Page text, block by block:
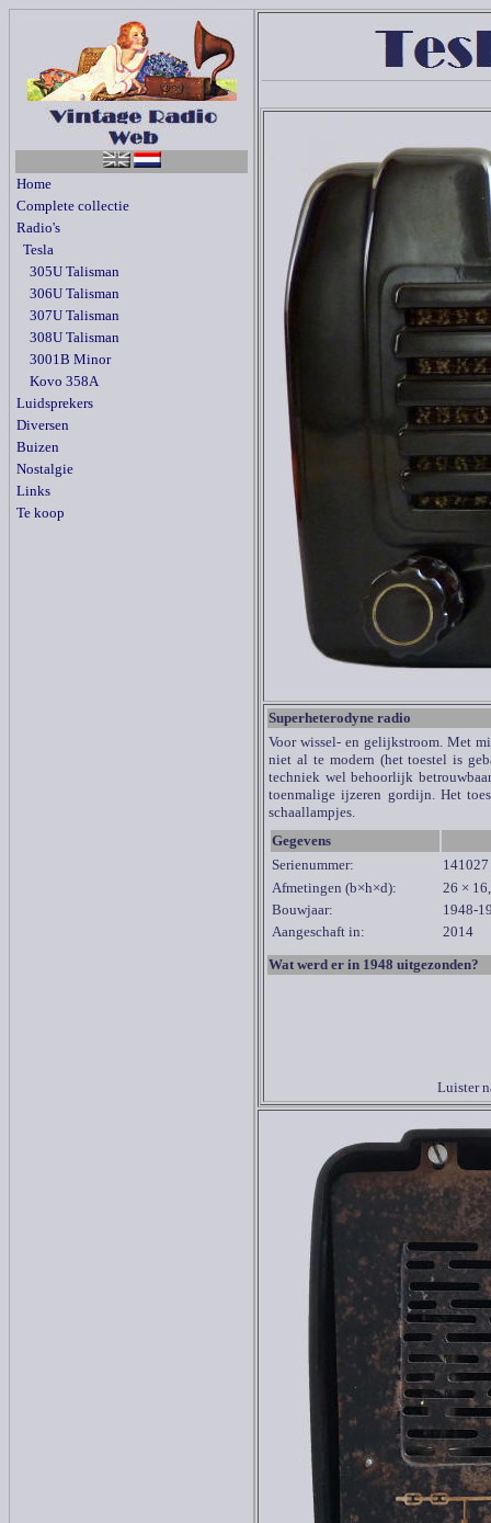
Home
Complete collectie
Radio's
Tesla
305U Talisman
306U Talisman
307U Talisman
308U Talisman
3001B Minor
Kovo 358A
Luidsprekers
Diversen
Buizen
Nostalgie
Links
Te koop
Superheterodyne radio
Voor wissel- en gelijkstroom. Met
niet al te modern (het toestel is
techniek wel behoorlijk
toenmalige ijzeren gordijn. Het
schaallampjes.
Gegevens
Serienummer:
141027
Afmetingen (b×h×d):
26 ×
Bouwjaar:
1948-
Aangeschaft in:
2014
Wat werd er in 1948 uitgezonden?
Luister